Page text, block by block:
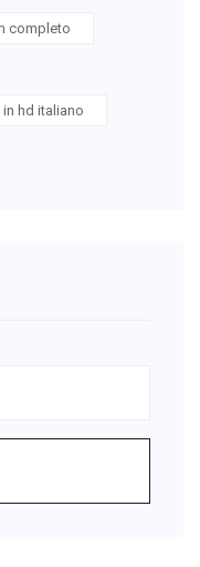
completo
in hd italiano